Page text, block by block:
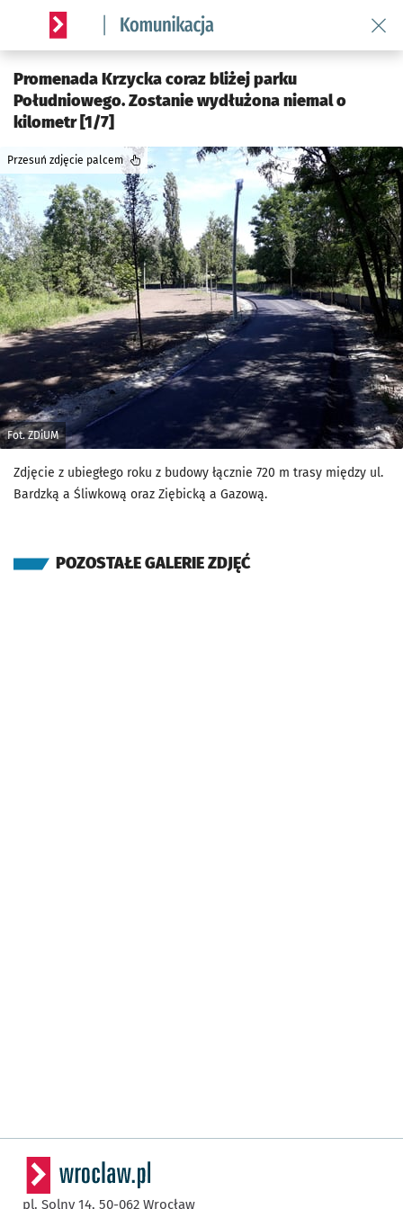
Serwis informacyjny wroclaw.pl podserwis: Komunikacja
Promenada Krzycka coraz bliżej parku
Południowego. Zostanie wydłużona niemal o
kilometr [1/7]
Fot. ZDiUM
Przesuń zdjęcie palcem
Zdjęcie z ubiegłego roku z budowy łącznie 720 m trasy między ul.
Bardzką a Śliwkową oraz Ziębicką a Gazową.
POZOSTAŁE GALERIE ZDJĘĆ
pl. Solny 14, 50-062 Wrocław